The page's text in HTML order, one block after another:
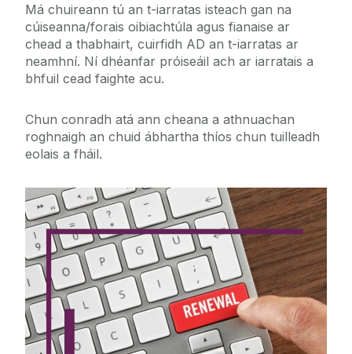
Ceisteanna Coitianta
Bainistíocht Saolré Conartha Fostaíochta
Leasuithe agus Athnuachan Conartha
Dul ar Scor
Má chuireann tú an t-iarratas isteach gan na
cúiseanna/forais oibiachtúla agus fianaise ar
chead a thabhairt, cuirfidh AD an t-iarratas ar
neamhní. Ní dhéanfar próiseáil ach ar iarratais a
bhfuil cead faighte acu.
Chun conradh atá ann cheana a athnuachan
roghnaigh an chuid ábhartha thíos chun tuilleadh
eolais a fháil.
Athnuachan Conartha
Cliceáil anseo chun tuilleadh eolais a
fháil ar athnuachan conartha